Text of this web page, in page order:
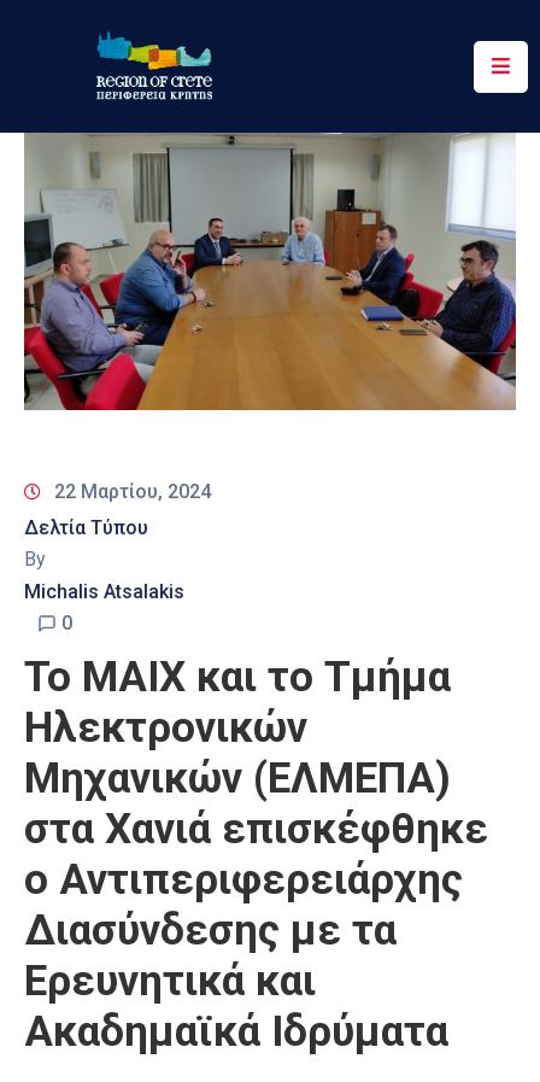
Περιφέρεια
Ενημέρωση
Έργα
&
Δράσεις
Ψηφιακές
Υπηρεσίες
Επικοινωνία
22 Μαρτίου, 2024
Δελτία Τύπου
By
Michalis Atsalakis
0
Το ΜΑΙΧ και το Τμήμα
Ηλεκτρονικών
Μηχανικών (ΕΛΜΕΠΑ)
στα Χανιά επισκέφθηκε
ο Αντιπεριφερειάρχης
Διασύνδεσης με τα
Ερευνητικά και
Ακαδημαϊκά Ιδρύματα